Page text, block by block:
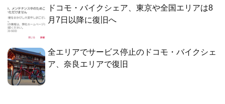
ドコモ・バイクシェア、東京や全国エリアは8
月7日以降に復旧へ
全エリアでサービス停止のドコモ・バイクシェ
ア、奈良エリアで復旧